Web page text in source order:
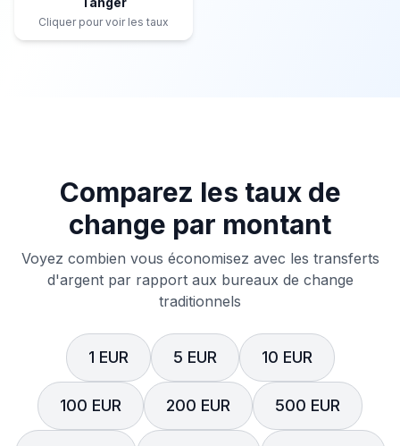
Cliquer pour voir les taux
Comparez les taux de
change par montant
Voyez combien vous économisez avec les transferts
d'argent par rapport aux bureaux de change
traditionnels
1 EUR 5 EUR 10 EUR
100 EUR 200 EUR 500 EUR